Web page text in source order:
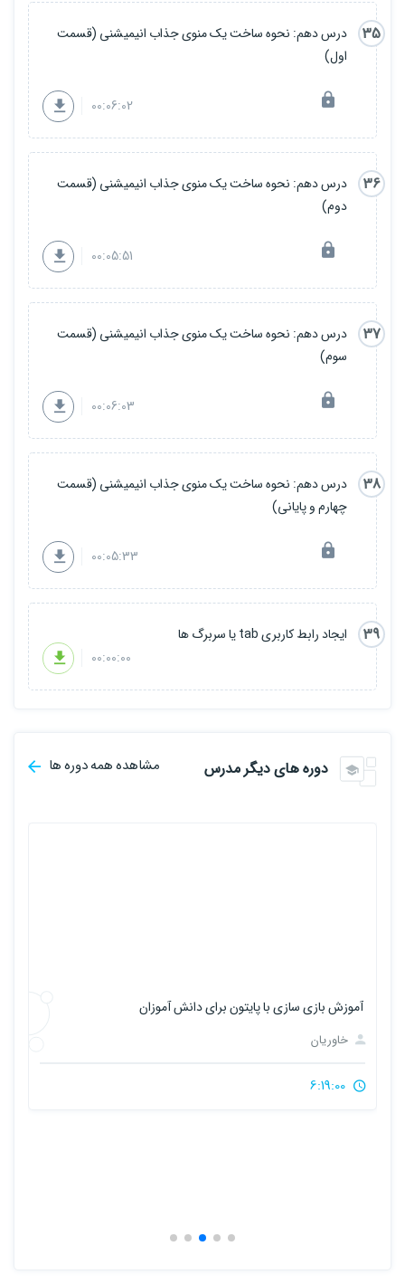
35
درس دهم: نحوه ساخت یک منوی جذاب انیمیشنی (قسمت
اول)
00:06:02
36
درس دهم: نحوه ساخت یک منوی جذاب انیمیشنی (قسمت
دوم)
00:05:51
37
درس دهم: نحوه ساخت یک منوی جذاب انیمیشنی (قسمت
سوم)
00:06:03
38
درس دهم: نحوه ساخت یک منوی جذاب انیمیشنی (قسمت
چهارم و پایانی)
00:05:33
39
ایجاد رابط کاربری tab یا سربرگ ها
00:00:00
دوره های دیگر مدرس مشاهده همه دوره ها
پایتون برای دانش آموزان